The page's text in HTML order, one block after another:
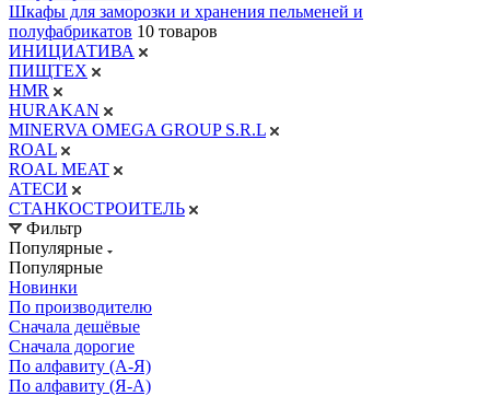
Шкафы для заморозки и хранения пельменей и
полуфабрикатов 10 товаров
ИНИЦИАТИВА
ПИЩТЕХ
HMR
HURAKAN
MINERVA OMEGA GROUP S.R.L
ROAL
ROAL MEAT
АТЕСИ
СТАНКОСТРОИТЕЛЬ
Фильтр
Популярные
Популярные
Новинки
По производителю
Сначала дешёвые
Сначала дорогие
По алфавиту (А-Я)
По алфавиту (Я-А)